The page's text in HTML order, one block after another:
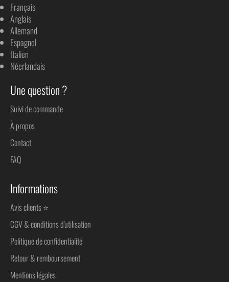
Français
Anglais
Allemand
Espagnol
Italien
Néerlandais
Une question ?
Suivi de commande
À propos
Contact
FAQ
Informations
Avis clients ⭐
CGV & conditions d'utilisation
Politique de confidentialité
Retour & remboursement
Mentions légales